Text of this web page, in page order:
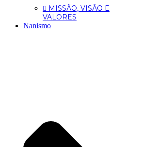
MISSÃO, VISÃO E
VALORES
Nanismo